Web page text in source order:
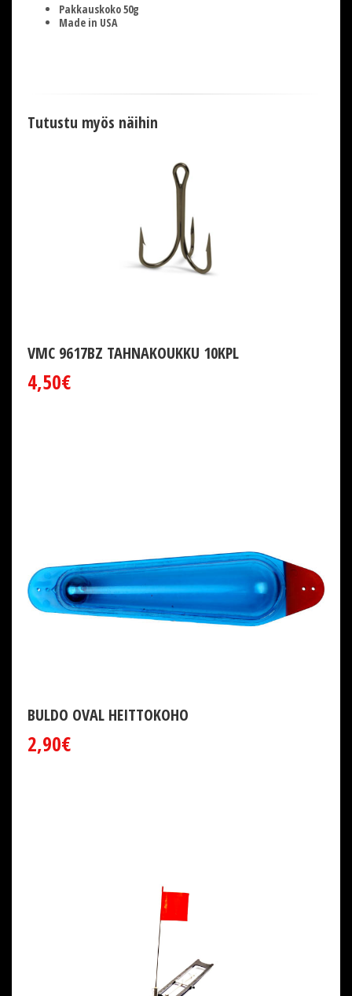
Pakkauskoko 50g
Made in USA
Tutustu myös näihin
VMC 9617BZ TAHNAKOUKKU 10KPL
4,50€
BULDO OVAL HEITTOKOHO
2,90€